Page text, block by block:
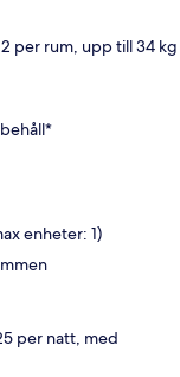
per rum, upp till 34 kg
enheter: 1)
per natt, med